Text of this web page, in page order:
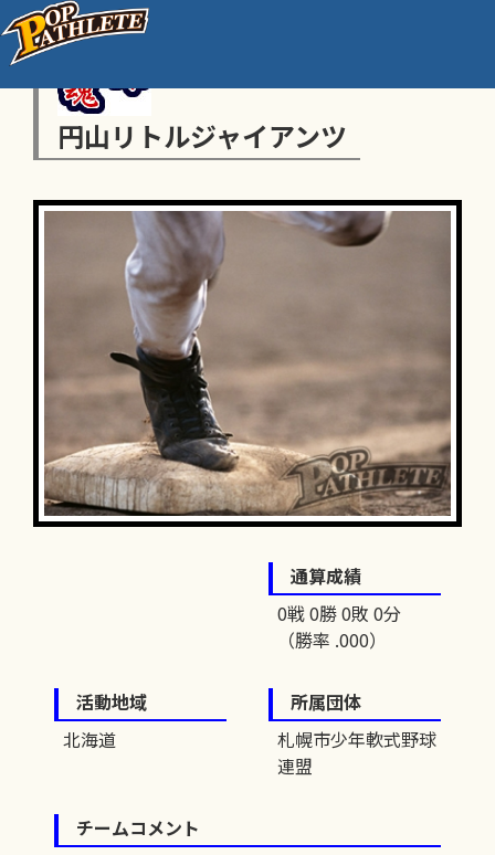
円山リトルジャイアンツ
通算成績
0戦 0勝 0敗 0分
（勝率 .000）
活動地域
北海道
所属団体
札幌市少年軟式野球
連盟
チームコメント